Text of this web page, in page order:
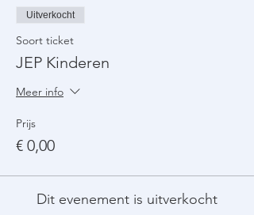
Uitverkocht
Soort ticket
JEP Kinderen
Meer info
Prijs
€ 0,00
Dit evenement is uitverkocht